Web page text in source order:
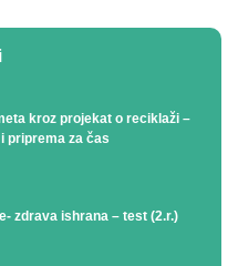
kroz projekat o reciklaži –
priprema za čas
zdrava ishrana – test (2.r.)